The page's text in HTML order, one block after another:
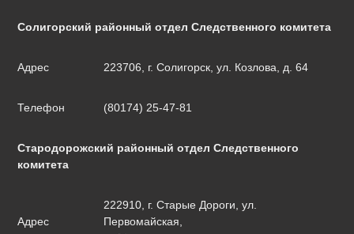
Солигорский районный отдел Следственного комитета
Адрес 223706, г. Солигорск, ул. Козлова, д. 64
Телефон (80174) 25-47-81
Стародорожский районный отдел Следственного
комитета
Адрес
222910, г. Старые Дороги, ул.
Первомайская,